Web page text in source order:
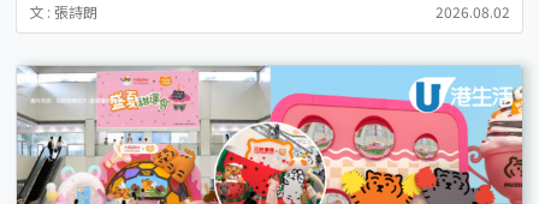
文 : 張詩朗 2026.08.02